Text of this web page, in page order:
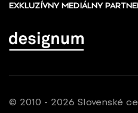
EXKLUZÍVNY MEDIÁLNY
© 2010 - 2026 Slovenské